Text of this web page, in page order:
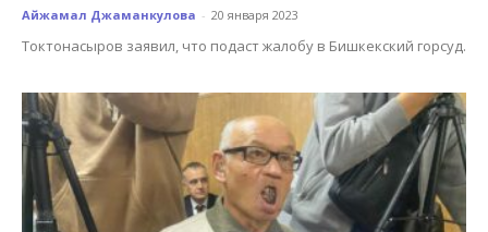
Айжамал Джаманкулова - 20 января 2023
Токтонасыров заявил, что подаст жалобу в Бишкекский горсуд.